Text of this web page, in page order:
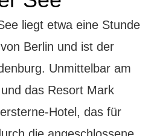
liegt etwa eine Stunde
Berlin und ist der
Unmittelbar am
das Resort Mark
Hotel, das für